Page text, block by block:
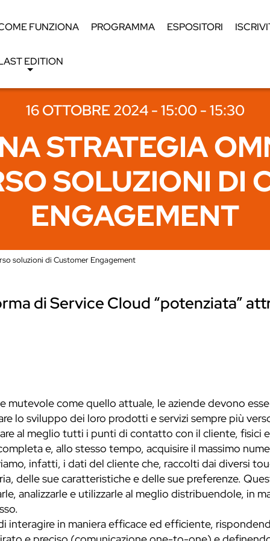
FUNZIONA PROGRAMMA ESPOSITORI
EDITION
16 OTTOBRE 2024 - 15:00 - 15:30
STRATEGIA
SOLUZIONI DI
ENGAGEMENT
soluzioni di Customer Engagement
di Service Cloud “potenziata”
mutevole come quello attuale, le aziende devono
lo sviluppo dei loro prodotti e servizi sempre più
al meglio tutti i punti di contatto con il cliente, fisici
e, allo stesso tempo, acquisire il massimo
infatti, i dati del cliente che, raccolti dai diversi
delle sue caratteristiche e delle sue preferenze.
analizzarle e utilizzarle al meglio distribuendole, in
interagire in maniera efficace ed efficiente,